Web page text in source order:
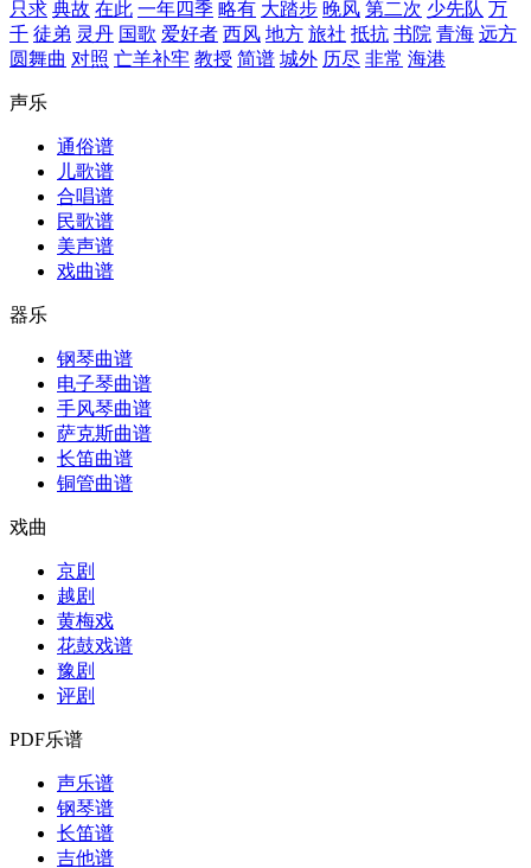
只求 典故 在此 一年四季 略有 大踏步 晚风 第二次 少先队 万
千 徒弟 灵丹 国歌 爱好者 西风 地方 旅社 抵抗 书院 青海 远方
圆舞曲 对照 亡羊补牢 教授 简谱 城外 历尽 非常 海港
声乐
通俗谱
儿歌谱
合唱谱
民歌谱
美声谱
戏曲谱
器乐
钢琴曲谱
电子琴曲谱
手风琴曲谱
萨克斯曲谱
长笛曲谱
铜管曲谱
戏曲
京剧
越剧
黄梅戏
花鼓戏谱
豫剧
评剧
PDF乐谱
声乐谱
钢琴谱
长笛谱
吉他谱